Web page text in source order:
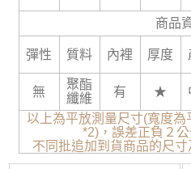
商品
彈性 質料 內裡 厚度
無
聚酯
纖維
有 ★
以上為平放測量尺寸(寬度
*2)，誤差正負２
不同批追加到貨商品的尺